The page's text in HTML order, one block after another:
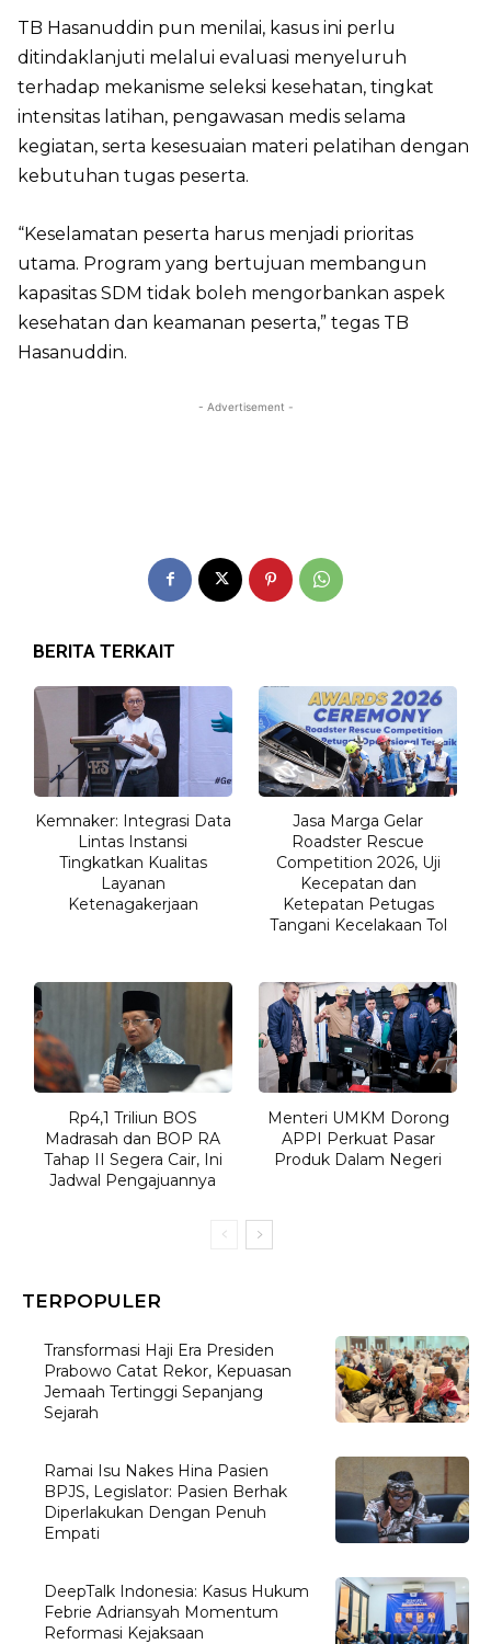
TB Hasanuddin pun menilai, kasus ini perlu
ditindaklanjuti melalui evaluasi menyeluruh
terhadap mekanisme seleksi kesehatan, tingkat
intensitas latihan, pengawasan medis selama
kegiatan, serta kesesuaian materi pelatihan dengan
kebutuhan tugas peserta.
“Keselamatan peserta harus menjadi prioritas
utama. Program yang bertujuan membangun
kapasitas SDM tidak boleh mengorbankan aspek
kesehatan dan keamanan peserta,” tegas TB
Hasanuddin.
- Advertisement -
BERITA TERKAIT
Kemnaker: Integrasi Data
Lintas Instansi
Tingkatkan Kualitas
Layanan
Ketenagakerjaan
Jasa Marga Gelar
Roadster Rescue
Competition 2026, Uji
Kecepatan dan
Ketepatan Petugas
Tangani Kecelakaan Tol
Rp4,1 Triliun BOS
Madrasah dan BOP RA
Tahap II Segera Cair, Ini
Jadwal Pengajuannya
Menteri UMKM Dorong
APPI Perkuat Pasar
Produk Dalam Negeri
TERPOPULER
Transformasi Haji Era Presiden
Prabowo Catat Rekor, Kepuasan
Jemaah Tertinggi Sepanjang
Sejarah
Ramai Isu Nakes Hina Pasien
BPJS, Legislator: Pasien Berhak
Diperlakukan Dengan Penuh
Empati
DeepTalk Indonesia: Kasus Hukum
Febrie Adriansyah Momentum
Reformasi Kejaksaan